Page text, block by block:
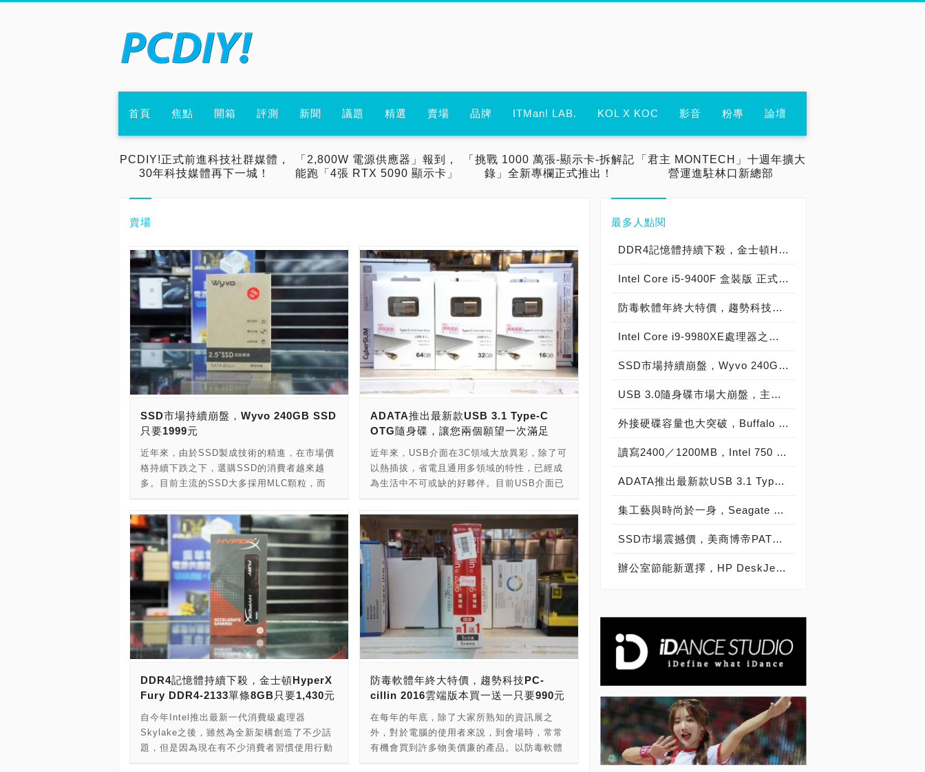
首頁 焦點 開箱 評測 新聞 議題 精選 賣場 品牌 ITMan! LAB. KOL X KOC 影音 粉專 論壇
PCDIY!正式前進科技社群媒體，
30年科技媒體再下一城！
「2,800W 電源供應器」報到，
能跑「4張 RTX 5090 顯示卡」
「挑戰 1000 萬張-顯示卡-拆解記
錄」全新專欄正式推出！
「君主 MONTECH」十週年擴大
營運進駐林口新總部
賣場
SSD市場持續崩盤，Wyvo 240GB SSD
只要1999元
近年來，由於SSD製成技術的精進，在市場價
格持續下跌之下，選購SSD的消費者越來越
多。目前主流的SSD大多採用MLC顆粒，而
了。市場主流的240GB容量級別，也都開始有
TLC顆粒出現，價格大多坐落在新台幣2,000
元出頭的地帶，以往動輒突破3,000元的市場
行情已不復在，可以說接下來的時代，SSD在
電腦的世界將是相當重要的要角。 這次
PCDIY!光華特派記者要為大家介紹的是一款
由富基電通所推出的SSD。此款Wyvo SSD是
富基電通所推出的自有品牌，正式型號是
APS1。這次在賣場看到的是240GB的版本，
在規格上採用了PHISON的控制器，讀寫速度
錯。內部採用了TLC顆粒，在包裝上使用環保
包裝，雖然並不起眼，但是將價格實實在在的
回饋給消費者。賣場店家報價240GB只要新台
幣1,999元，甚至比部份品牌的120GB還便
宜。保固的部份，原廠則是提供了長達3年的
ADATA推出最新款USB 3.1 Type-C
OTG隨身碟，讓您兩個願望一次滿足
近年來，USB介面在3C領域大放異彩，除了可
以熱插拔，省電且通用多領域的特性，已經成
為生活中不可或缺的好夥伴。目前USB介面已
的USB 3.1接頭外，USB 3.1 Type-C也已經
開始受到各大行動裝置廠商接受。可以說USB
3.1的時代正式來臨，取代USB 3.0指日可待！
不過雖然USB 3.1規格已經在2014年4月公
布，但是一開始投入生產相關周邊的廠商並沒
有非常多，直到2015年的現在，才開始大量有
廠商投入量產。這一次PCDIY!光華特派記者
要為大家介紹的，為台灣知名廠商威剛科技所
推出的USB 3.1隨身碟。這款USB 3.1隨身
碟，正式型號為UC350。這次在賣場看到的總
64GB。 比較特別的是，這款UC350除了支援
標準的USB 3.1介面以外，還另外設計了USB
3.1 Type-C的接頭，是一款兩用的USB 3.1
OTG隨身碟。讓您只要花一次錢，電腦與行動
裝置都可以同時利用UC350來備份您的資料，
DDR4記憶體持續下殺，金士頓HyperX
Fury DDR4-2133單條8GB只要1,430元
自今年Intel推出最新一代消費級處理器
Skylake之後，雖然為全新架構創造了不少話
題，但是因為現在有不少消費者習慣使用行動
防毒軟體年終大特價，趨勢科技PC-
cillin 2016雲端版本買一送一只要990元
在每年的年底，除了大家所熟知的資訊展之
外，對於電腦的使用者來說，到會場時，常常
有機會買到許多物美價廉的產品。以防毒軟體
最多人點閱
DDR4記憶體持續下殺，金士頓HyperX Fury DDR4-2133單條8GB只要1,430元
Intel Core i5-9400F 盒裝版 正式開賣！F系列全面來襲，還會發售Core i3-9350KF、i5-9600KF、i7-9700KF、i9-9900KF處理器！
防毒軟體年終大特價，趨勢科技PC-cillin 2016雲端版本買一送一只要990元
Intel Core i9-9980XE處理器之王 正式上市，18核心36執行緒 價格再創新高 光華商場報價61,800元！
SSD市場持續崩盤，Wyvo 240GB SSD只要1999元
USB 3.0隨身碟市場大崩盤，主流容量64GB價格只要500元有找
外接硬碟容量也大突破，Buffalo HD-LXU3 3.5吋USB外接硬碟
讀寫2400／1200MB，Intel 750 1.2TB SSD給你超速快感的享受
ADATA推出最新款USB 3.1 Type-C OTG隨身碟，讓您兩個願望一次滿足
集工藝與時尚於一身，Seagate 2.5吋外接硬碟超薄登場
SSD市場震撼價，美商博帝PATRIOT Blast 240GB只要1,999元
辦公室節能新選擇，HP DeskJet UIA 4729hc「省」墨登場